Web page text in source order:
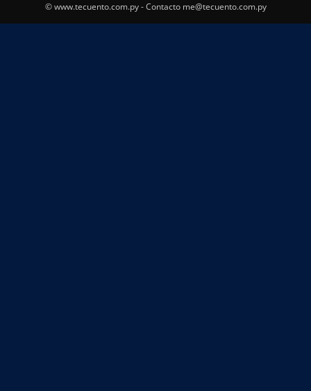
© www.tecuento.com.py - Contacto me@tecuento.com.py